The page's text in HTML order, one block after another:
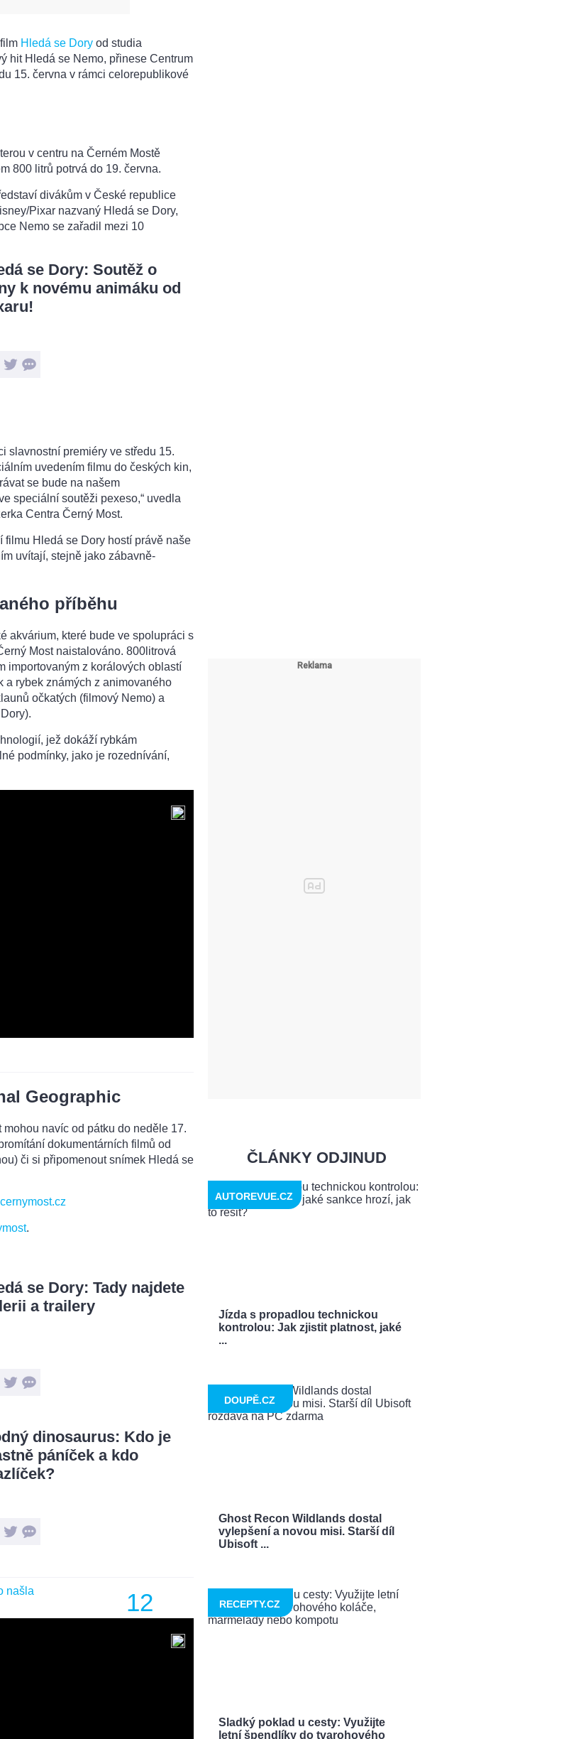
Hledá se Dory od studia
hit Hledá se Nemo, přinese Centrum
15. června v rámci celorepublikové
v centru na Černém Mostě
800 litrů potrvá do 19. června.
divákům v České republice
Pixar nazvaný Hledá se Dory,
Nemo se zařadil mezi 10
se Dory: Soutěž o
k novému animáku od
slavnostní premiéry ve středu 15.
uvedením filmu do českých kin,
se bude na našem
speciální soutěži pexeso,“ uvedla
Centra Černý Most.
filmu Hledá se Dory hostí právě naše
uvítají, stejně jako zábavně-
příběhu
akvárium, které bude ve spolupráci s
Most naistalováno. 800litrová
importovaným z korálových oblastí
a rybek známých z animovaného
očkatých (filmový Nemo) a
jež dokáží rybkám
podmínky, jako je rozednívání,
Geographic
navíc od pátku do neděle 17.
dokumentárních filmů od
či si připomenout snímek Hledá se
.
se Dory: Tady najdete
a trailery
dinosaurus: Kdo je
páníček a kdo
12
ČLÁNKY ODJINUD
Jízda s propadlou technickou
kontrolou: Jak zjistit platnost, jaké
...
AUTOREVUE.CZ
Ghost Recon Wildlands dostal
vylepšení a novou misi. Starší díl
Ubisoft ...
DOUPĚ.CZ
Sladký poklad u cesty: Využijte
letní špendlíky do tvarohového
RECEPTY.CZ